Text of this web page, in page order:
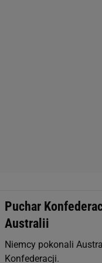
Puchar
Australii
Niemcy pokonali
Konfederacji.